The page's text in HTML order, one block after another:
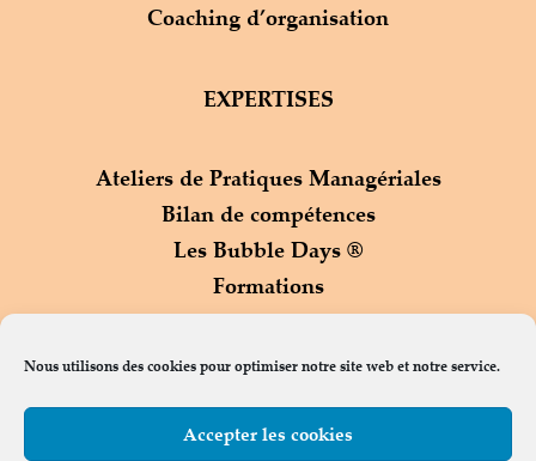
Nous utilisons des cookies pour optimiser notre site web et notre service.
Accepter les cookies
Coaching d’organisation
EXPERTISES
Ateliers de Pratiques Managériales
Bilan de compétences
Les Bubble Days ®
Formations
Process Com ®
Contact